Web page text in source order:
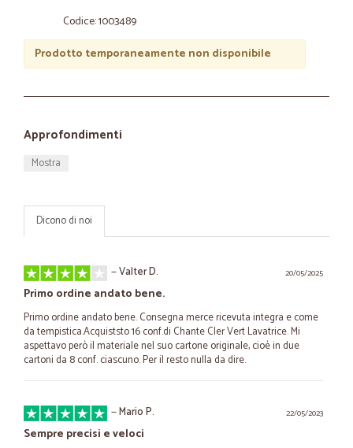
Codice: 1003489
Prodotto temporaneamente non disponibile
Approfondimenti
Mostra
Dicono di noi
20/05/2025
—Valter D.
Primo ordine andato bene.
Primo ordine andato bene. Consegna merce ricevuta integra e come
da tempistica.Acquiststo 16 conf.di Chante Cler Vert Lavatrice. Mi
aspettavo però il materiale nel suo cartone originale, cioè in due
cartoni da 8 conf. ciascuno. Per il resto nulla da dire.
22/05/2023
—Mario P.
Sempre precisi e veloci